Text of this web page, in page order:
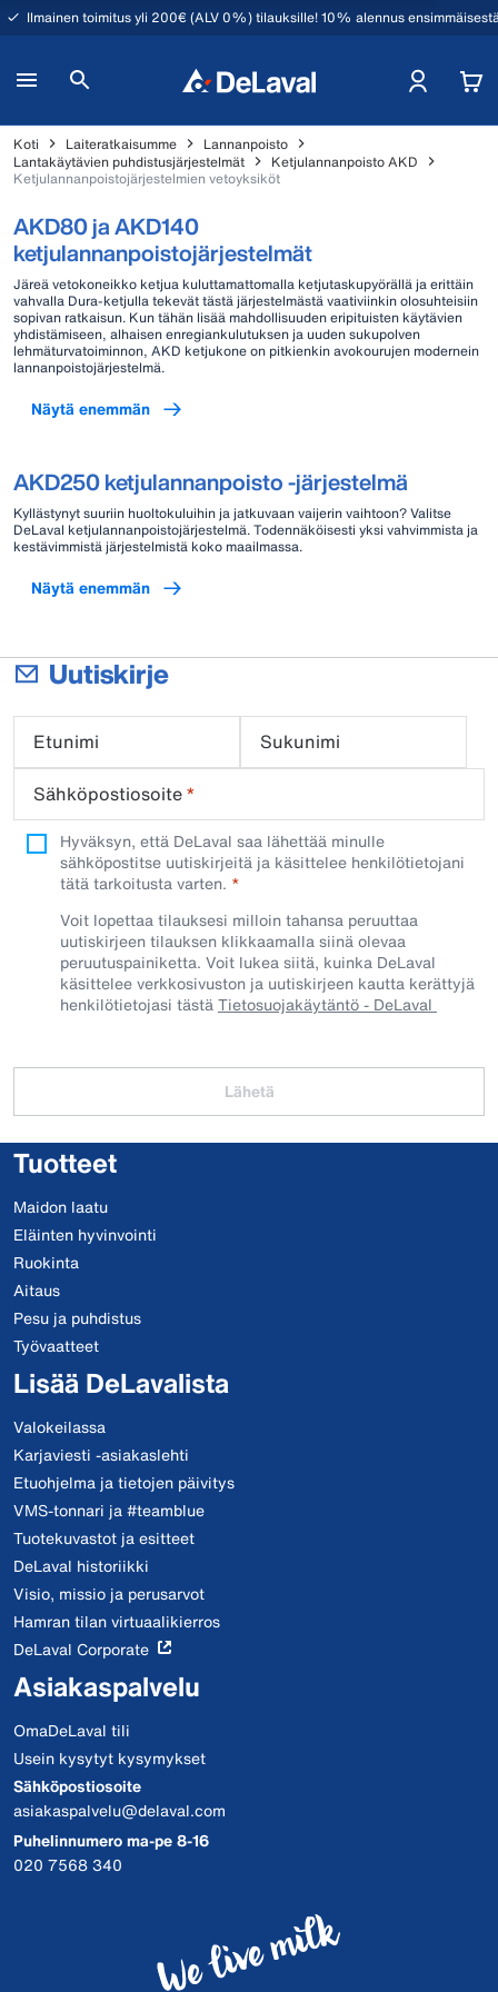
Ilmainen toimitus yli 200€ (ALV 0%) tilauksille! 10% alennus
Koti Laiteratkaisumme
Lannanpoisto
Lantakäytävien puhdistusjärjestelmät
Ketjulannanpoisto AKD
Ketjulannanpoistojärjestelmien vetoyksiköt
AKD80 ja AKD140
ketjulannanpoistojärjestelmät
Järeä vetokoneikko ketjua kuluttamattomalla ketjutaskupyörällä ja erittäin
vahvalla Dura-ketjulla tekevät tästä järjestelmästä vaativiinkin olosuhteisiin
sopivan ratkaisun. Kun tähän lisää mahdollisuuden eripituisten käytävien
yhdistämiseen, alhaisen enregiankulutuksen ja uuden sukupolven
lehmäturvatoiminnon, AKD ketjukone on pitkienkin avokourujen modernein
lannanpoistojärjestelmä.
Näytä enemmän
AKD250 ketjulannanpoisto -järjestelmä
Kyllästynyt suuriin huoltokuluihin ja jatkuvaan vaijerin vaihtoon? Valitse
DeLaval ketjulannanpoistojärjestelmä. Todennäköisesti yksi vahvimmista ja
kestävimmistä järjestelmistä koko maailmassa.
Näytä enemmän
Uutiskirje
Etunimi
Sukunimi
Sähköpostiosoite*
Hyväksyn, että DeLaval saa lähettää minulle
sähköpostitse uutiskirjeitä ja käsittelee henkilötietojani
tätä tarkoitusta varten.
Voit lopettaa tilauksesi milloin tahansa peruuttaa
uutiskirjeen tilauksen klikkaamalla siinä olevaa
peruutuspainiketta. Voit lukea siitä, kuinka DeLaval
käsittelee verkkosivuston ja uutiskirjeen kautta kerättyjä
henkilötietojasi tästäTietosuojakäytäntö - DeLaval
Lähetä
Tuotteet
Maidon laatu
Eläinten hyvinvointi
Ruokinta
Aitaus
Pesu ja puhdistus
Työvaatteet
Lisää DeLavalista
Valokeilassa
Karjaviesti -asiakaslehti
Etuohjelma ja tietojen päivitys
VMS-tonnari ja #teamblue
Tuotekuvastot ja esitteet
DeLaval historiikki
Visio, missio ja perusarvot
Hamran tilan virtuaalikierros
DeLaval Corporate
Asiakaspalvelu
OmaDeLaval tili
Usein kysytyt kysymykset
Sähköpostiosoite
asiakaspalvelu@delaval.com
Puhelinnumero ma-pe 8-16
020 7568 340